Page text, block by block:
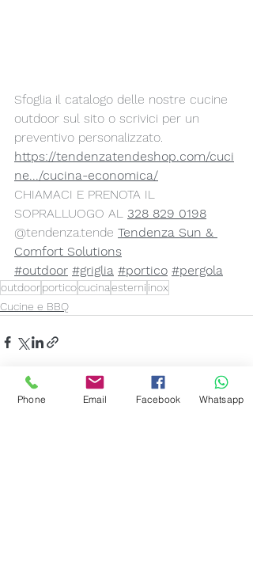
Sfoglia il catalogo delle nostre cucine
outdoor sul sito o scrivici per un
preventivo personalizzato.
https://tendenzatendeshop.com/cuci
ne.../cucina-economica/
CHIAMACI E PRENOTA IL
SOPRALLUOGO AL 328 829 0198
@tendenza.tende Tendenza Sun &
Comfort Solutions
#outdoor #griglia #portico #pergola
outdoorporticocucinaesterni inox
Cucine e BBQ
Phone Email Facebook Whatsapp